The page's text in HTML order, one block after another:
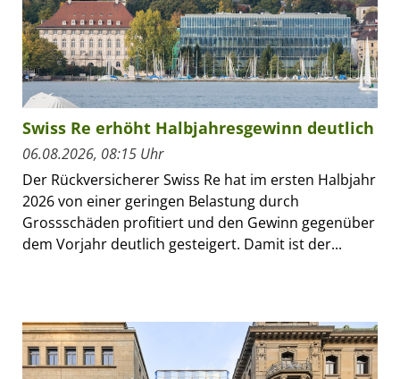
Swiss Re erhöht Halbjahresgewinn deutlich
06.08.2026, 08:15 Uhr
Der Rückversicherer Swiss Re hat im ersten Halbjahr
2026 von einer geringen Belastung durch
Grossschäden profitiert und den Gewinn gegenüber
dem Vorjahr deutlich gesteigert. Damit ist der...